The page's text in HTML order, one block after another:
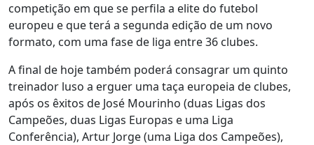
competição em que se perfila a elite do futebol
europeu e que terá a segunda edição de um novo
formato, com uma fase de liga entre 36 clubes.
A final de hoje também poderá consagrar um quinto
treinador luso a erguer uma taça europeia de clubes,
após os êxitos de José Mourinho (duas Ligas dos
Campeões, duas Ligas Europas e uma Liga
Conferência), Artur Jorge (uma Liga dos Campeões),